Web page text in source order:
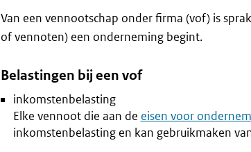
Van een vennootschap onder firma (vof) is
of vennoten) een onderneming begint.
Belastingen bij een vof
inkomstenbelasting
Elke vennoot die aan de eisen voor
inkomstenbelasting en kan gebruikmaken